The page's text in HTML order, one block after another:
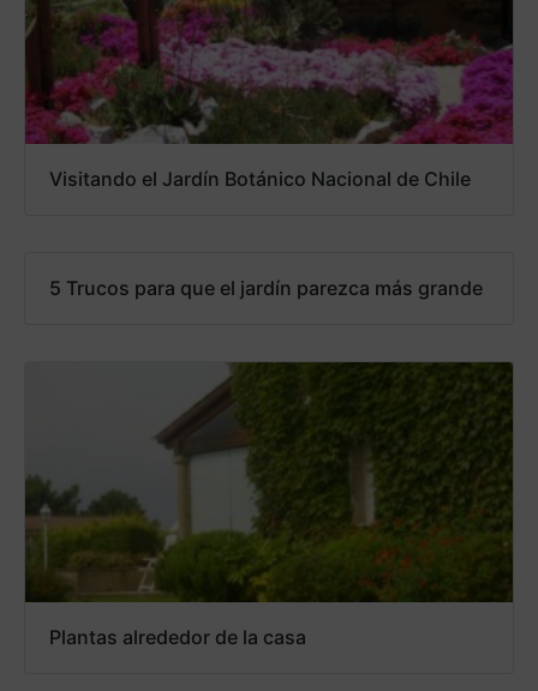
Visitando el Jardín Botánico Nacional de Chile
5 Trucos para que el jardín parezca más grande
Plantas alrededor de la casa